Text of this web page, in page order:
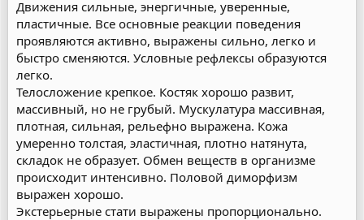
Движения сильные, энергичные, уверенные,
пластичные. Все основные реакции поведения
проявляются активно, выражены сильно, легко и
быстро сменяются. Условные рефлексы образуются
легко.
Телосложение крепкое. Костяк хорошо развит,
массивный, но не грубый. Мускулатура массивная,
плотная, сильная, рельефно выражена. Кожа
умеренно толстая, эластичная, плотно натянута,
складок не образует. Обмен веществ в организме
происходит интенсивно. Половой диморфизм
выражен хорошо.
Экстерьерные стати выражены пропорционально.